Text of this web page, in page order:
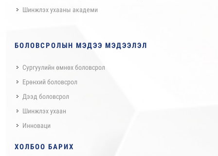
Шинжлэх ухааны академи
БОЛОВСРОЛЫН МЭДЭЭ МЭДЭЭЛЭЛ
Сургуулийн өмнөх боловсрол
Ерөнхий боловсрол
Дээд боловсрол
Шинжлэх ухаан
Инноваци
ХОЛБОО БАРИХ